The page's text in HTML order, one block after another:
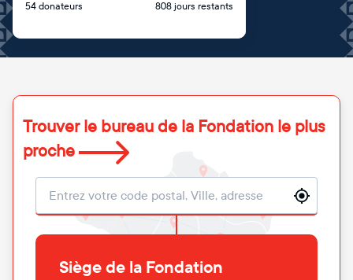
54 donateurs 808 jours restants
Trouver le bureau de la Fondation le plus
proche
Localisation
Siège de la Fondation